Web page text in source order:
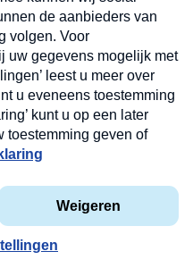
MAX
op onze
in uw